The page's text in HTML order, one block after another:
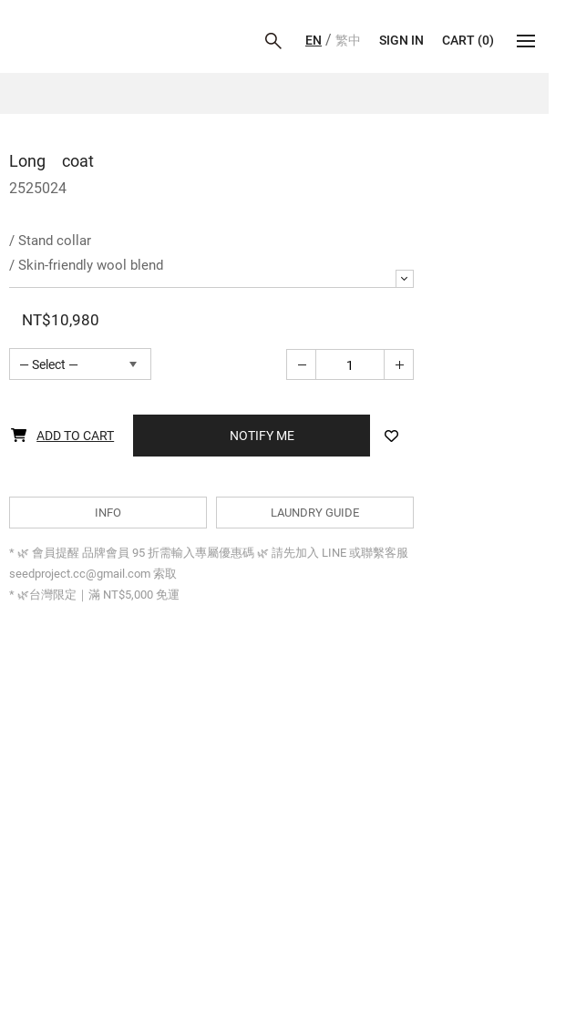
EN / 繁中 SIGN IN CART (0)
Long coat
2525024
/ Stand collar
/ Skin-friendly wool blend
NT$10,980
— Select —
ADD TO CART BUY NOW
INFO LAUNDRY GUIDE
* 🌿 會員提醒 品牌會員 95 折需輸入專屬優惠碼 🌿 請先加入 LINE 或聯繫客服
seedproject.cc@gmail.com 索取
* 🌿台灣限定｜滿 NT$5,000 免運